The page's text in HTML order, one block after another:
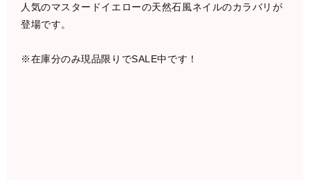
人気のマスタードイエローの天然石風ネイルのカラバリが
登場です。
※在庫分のみ現品限りでSALE中です！